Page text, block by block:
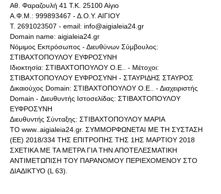
Αθ. Φαραζουλή 41 Τ.Κ. 25100 Αίγιο
Α.Φ.Μ.: 999893467 - Δ.Ο.Υ. ΑΙΓΙΟΥ
Τ. 2691023507 - email: info@aigialeia24.gr
Domain name: aigialeia24.gr
Νόμιμος Εκπρόσωπος - Διευθύνων Σύμβουλος:
ΣΤΙΒΑΧΤΟΠΟΥΛΟΥ ΕΥΦΡΟΣΥΝΗ
Ιδιοκτησία: ΣΤΙΒΑΧΤΟΠΟΥΛΟΥ Ο.Ε.. - Μέτοχοι:
ΣΤΙΒΑΧΤΟΠΟΥΛΟΥ ΕΥΦΡΟΣΥΝΗ - ΣΤΑΥΡΙΔΗΣ ΣΤΑΥΡΟΣ
Δικαιούχος Domain: ΣΤΙΒΑΧΤΟΠΟΥΛΟΥ Ο.Ε.. - Διαχειριστής
Domain - Διευθυντής Ιστοσελίδας: ΣΤΙΒΑΧΤΟΠΟΥΛΟΥ
ΕΥΦΡΟΣΥΝΗ
Διευθυντής Σύνταξης: ΣΤΙΒΑΧΤΟΠΟΥΛΟΥ ΜΑΡΙΑ
ΤΟ www..aigialeia24.gr. ΣΥΜΜΟΡΦΩΝΕΤΑΙ ΜΕ ΤΗ ΣΥΣΤΑΣΗ
(ΕΕ) 2018/334 ΤΗΣ ΕΠΙΤΡΟΠΗΣ ΤΗΣ 1ΗΣ ΜΑΡΤΙΟΥ 2018
ΣΧΕΤΙΚΑ ΜΕ ΤΑ ΜΕΤΡΑ ΓΙΑ ΤΗΝ ΑΠΟΤΕΛΕΣΜΑΤΙΚΗ
ΑΝΤΙΜΕΤΩΠΙΣΗ ΤΟΥ ΠΑΡΑΝΟΜΟΥ ΠΕΡΙΕΧΟΜΕΝΟΥ ΣΤΟ
ΔΙΑΔΙΚΤΥΟ (L 63).